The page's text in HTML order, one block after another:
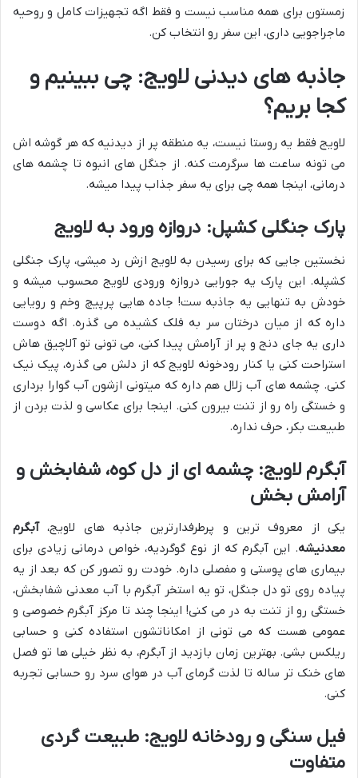
زمستون برای همه مناسب نیست و فقط اگه تجهیزات کامل و روحیه
ماجراجویی داری، این سفر رو انتخاب کن.
جاذبه های دیدنی لاویج: چی ببینیم و
کجا بریم؟
لاویج فقط یه روستا نیست، یه منطقه پر از دیدنیه که هر گوشه اش
می تونه ساعت ها سرگرمت کنه. از جنگل های انبوه تا چشمه های
درمانی، اینجا همه چی برای یه سفر جذاب پیدا میشه.
پارک جنگلی کشپل: دروازه ورود به لاویج
نخستین جایی که برای رسیدن به لاویج ازش رد میشی، پارک جنگلی
کشپله. این پارک یه جورایی دروازه ورودی لاویج محسوب میشه و
خودش به تنهایی یه جاذبه ست! جاده هایی پرپیچ وخم و رویایی
داره که از میان درختان سر به فلک کشیده می گذره. اگه دوست
داری یه جای دنج و پر از آرامش پیدا کنی، می تونی تو آلاچیق هاش
استراحت کنی یا کنار رودخونه لاویج که از دلش می گذره، پیک نیک
کنی. چشمه های آب زلال هم داره که میتونی ازشون آب گوارا برداری
و خستگی راه رو از تنت بیرون کنی. اینجا برای عکاسی و لذت بردن از
طبیعت بکر، حرف نداره.
آبگرم لاویج: چشمه ای از دل کوه، شفابخش و
آرامش بخش
یکی از معروف ترین و پرطرفدارترین جاذبه های لاویج،آبگرم
معدنیشه. این آبگرم که از نوع گوگردیه، خواص درمانی زیادی برای
بیماری های پوستی و مفصلی داره. خودت رو تصور کن که بعد از یه
پیاده روی تو دل جنگل، تو یه استخر آبگرم با آب معدنی شفابخش،
خستگی رو از تنت به در می کنی! اینجا چند تا مرکز آبگرم خصوصی و
عمومی هست که می تونی از امکاناتشون استفاده کنی و حسابی
ریلکس بشی. بهترین زمان بازدید از آبگرم، به نظر خیلی ها تو فصل
های خنک تر ساله تا لذت گرمای آب در هوای سرد رو حسابی تجربه
کنی.
فیل سنگی و رودخانه لاویج: طبیعت گردی
متفاوت